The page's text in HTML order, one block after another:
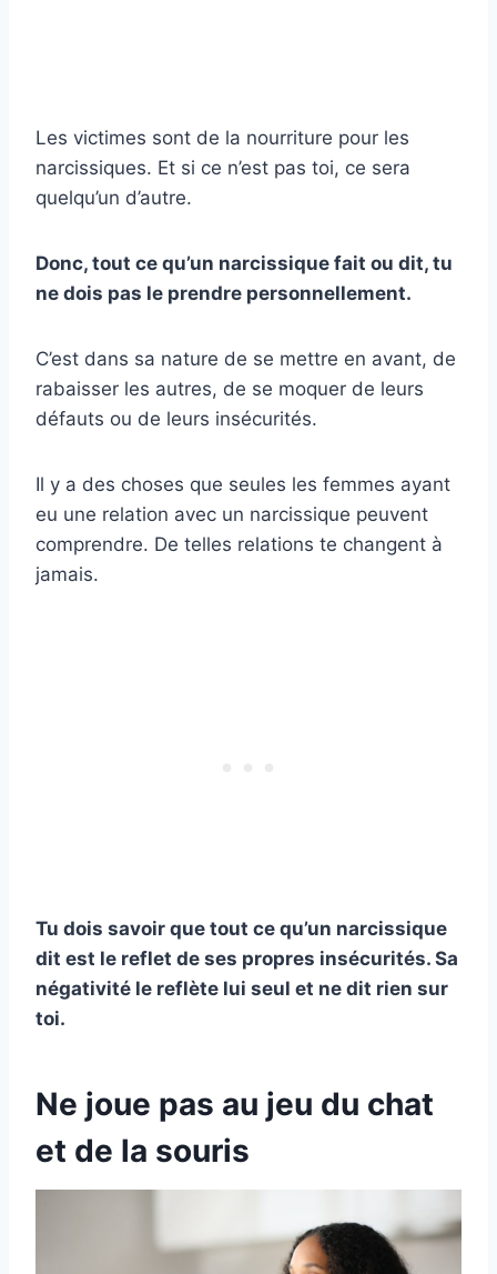
Les victimes sont de la nourriture pour les
narcissiques. Et si ce n’est pas toi, ce sera
quelqu’un d’autre.
Donc, tout ce qu’un narcissique fait ou dit, tu
ne dois pas le prendre personnellement.
C’est dans sa nature de se mettre en avant, de
rabaisser les autres, de se moquer de leurs
défauts ou de leurs insécurités.
Il y a des choses que seules les femmes ayant
eu une relation avec un narcissique peuvent
comprendre. De telles relations te changent à
jamais.
Tu dois savoir que tout ce qu’un narcissique
dit est le reflet de ses propres insécurités. Sa
négativité le reflète lui seul et ne dit rien sur
toi.
Ne joue pas au jeu du chat
et de la souris